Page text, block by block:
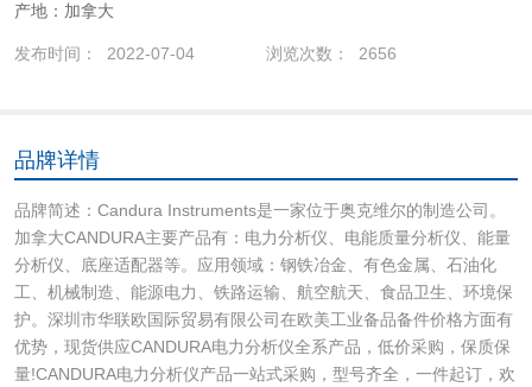
产地：加拿大
发布时间： 2022-07-04 浏览次数： 2656
品牌详情
品牌简述：Candura Instruments是一家位于奥克维尔的制造公司。
加拿大CANDURA主要产品有：电力分析仪、电能质量分析仪、能量
分析仪、底座适配器等。应用领域：钢铁冶金、有色金属、石油化
工、机械制造、能源电力、铁路运输、航空航天、食品卫生、环境保
护。深圳市华联欧国际贸易有限公司在欧美工业备品备件价格方面有
优势，现货供应CANDURA电力分析仪全系产品，低价采购，保质保
量!CANDURA电力分析仪产品一站式采购，型号齐全，一件起订，欢